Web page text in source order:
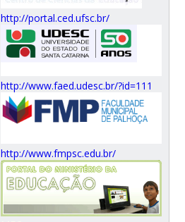
http://portal.ced.ufsc.br/
http://www.faed.udesc.br/?id=111
http://www.fmpsc.edu.br/